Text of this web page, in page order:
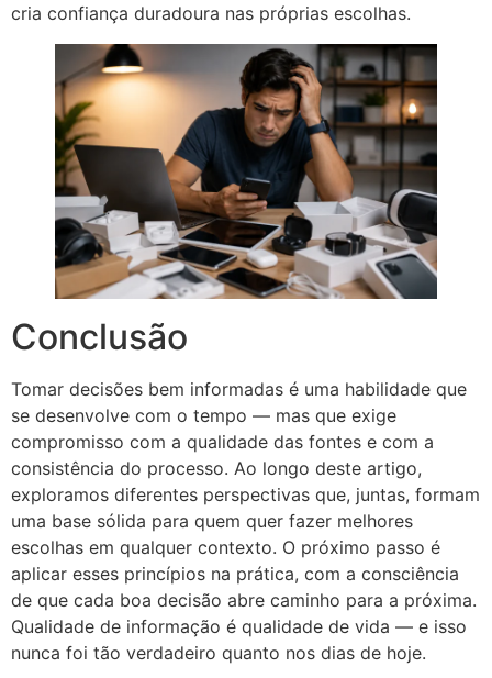
cria confiança duradoura nas próprias escolhas.
Conclusão
Tomar decisões bem informadas é uma habilidade que
se desenvolve com o tempo — mas que exige
compromisso com a qualidade das fontes e com a
consistência do processo. Ao longo deste artigo,
exploramos diferentes perspectivas que, juntas, formam
uma base sólida para quem quer fazer melhores
escolhas em qualquer contexto. O próximo passo é
aplicar esses princípios na prática, com a consciência
de que cada boa decisão abre caminho para a próxima.
Qualidade de informação é qualidade de vida — e isso
nunca foi tão verdadeiro quanto nos dias de hoje.